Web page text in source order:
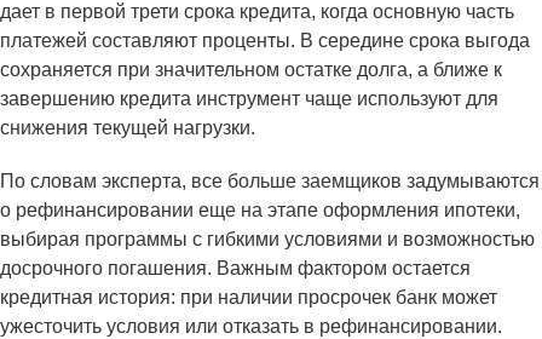
дает в первой трети срока кредита, когда основную часть
платежей составляют проценты. В середине срока выгода
сохраняется при значительном остатке долга, а ближе к
завершению кредита инструмент чаще используют для
снижения текущей нагрузки.
По словам эксперта, все больше заемщиков задумываются
о рефинансировании еще на этапе оформления ипотеки,
выбирая программы с гибкими условиями и возможностью
досрочного погашения. Важным фактором остается
кредитная история: при наличии просрочек банк может
ужесточить условия или отказать в рефинансировании.